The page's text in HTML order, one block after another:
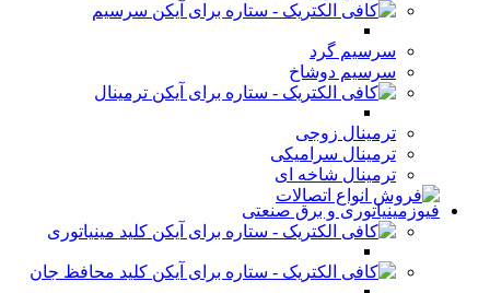
سرسیم
سرسیم گرد
سرسیم دوشاخ
ترمینال
ترمینال زوجی
ترمینال سرامیکی
ترمینال شاخه ای
فیوزمینیاتوری و برق صنعتی
کلید مینیاتوری
کلید محافظ جان